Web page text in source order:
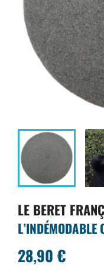
LE BERET
28,90 €